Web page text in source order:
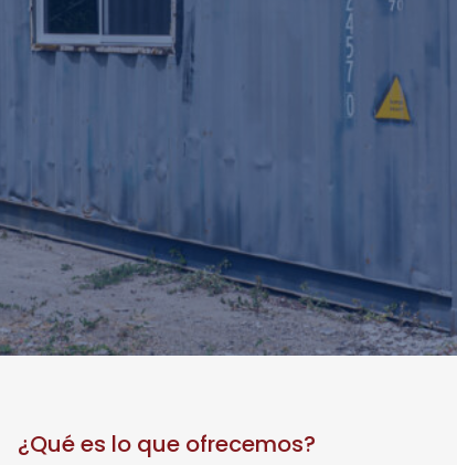
¿Qué es lo que ofrecemos?